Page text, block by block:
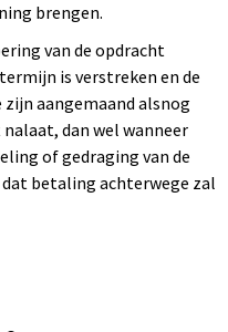
brengen.
van de opdracht
is verstreken en de
aangemaand alsnog
dan wel wanneer
of gedraging van de
betaling achterwege zal